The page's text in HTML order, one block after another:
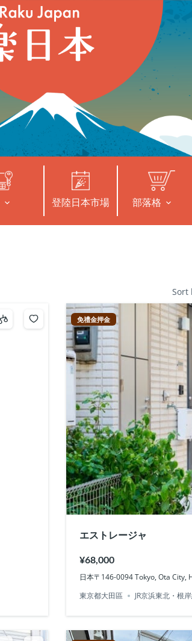
登陸日本市場 部落格
Sort
免禮金押金
エストレージャ
¥68,000
日本〒146-0094 Tokyo, Ota
東京都大田區
JR京浜東北・根